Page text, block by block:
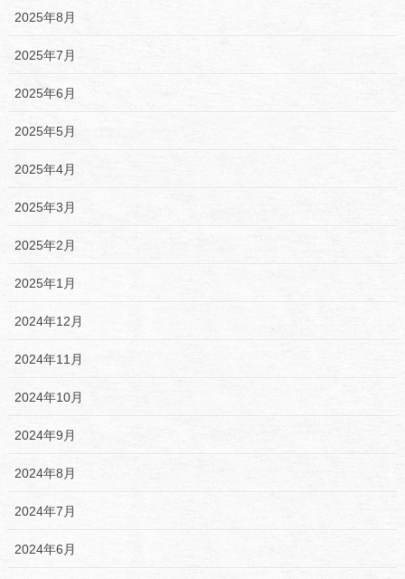
2025年8月
2025年7月
2025年6月
2025年5月
2025年4月
2025年3月
2025年2月
2025年1月
2024年12月
2024年11月
2024年10月
2024年9月
2024年8月
2024年7月
2024年6月